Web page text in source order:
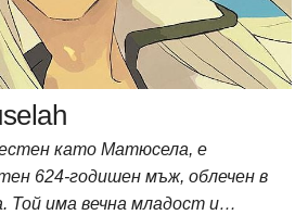
като Матюсела, е
624-годишен мъж, облечен в
Той има вечна младост и…